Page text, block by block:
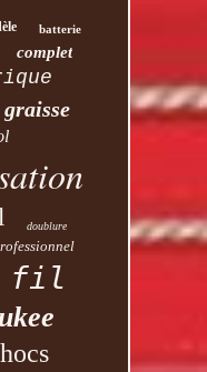
batterie
complet
graisse
doublure
fil